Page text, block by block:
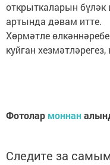
открыткаларын
артында дәвам итте.
Хөрмәтле
куйган
Фотолар моннан
Следите за